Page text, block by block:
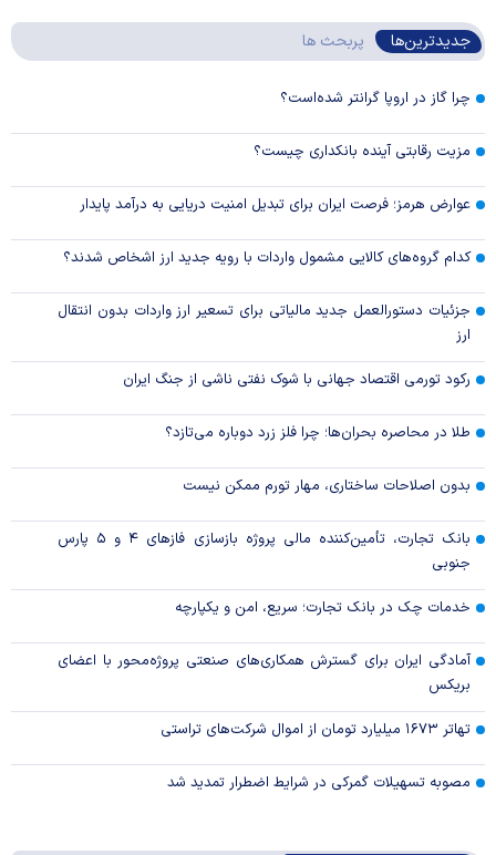
جدیدترین‌ها پربحث ها
چرا گاز در اروپا گرانتر شده‌است؟
مزیت رقابتی آینده بانکداری چیست؟
عوارض هرمز؛ فرصت ایران برای تبدیل امنیت دریایی به درآمد پایدار
کدام گروه‌های کالایی مشمول واردات با رویه جدید ارز اشخاص شدند؟
جزئیات دستورالعمل جدید مالیاتی برای تسعیر ارز واردات بدون انتقال
ارز
رکود تورمی اقتصاد جهانی با شوک نفتی ناشی از جنگ ایران
طلا در محاصره بحران‌ها؛ چرا فلز زرد دوباره می‌تازد؟
بدون اصلاحات ساختاری، مهار تورم ممکن نیست
بانک تجارت، تأمین‌کننده مالی پروژه بازسازی فاز‌های ۴ و ۵ پارس
جنوبی
خدمات چک در بانک تجارت؛ سریع، امن و یکپارچه
آمادگی ایران برای گسترش همکاری‌های صنعتی پروژه‌محور با اعضای
بریکس
تهاتر ۱۶۷۳ میلیارد تومان از اموال شرکت‌های تراستی
مصوبه تسهیلات گمرکی در شرایط اضطرار تمدید شد